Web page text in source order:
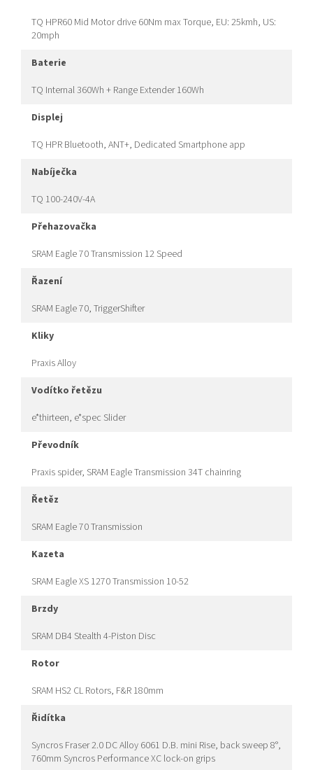
TQ HPR60 Mid Motor drive 60Nm max Torque, EU: 25kmh, US:
20mph
baterie
TQ Internal 360Wh + Range Extender 160Wh
displej
TQ HPR Bluetooth, ANT+, Dedicated Smartphone app
nabíječka
TQ 100-240V-4A
přehazovačka
SRAM Eagle 70 Transmission 12 Speed
řazení
SRAM Eagle 70, TriggerShifter
kliky
Praxis Alloy
vodítko řetězu
e*thirteen, e*spec Slider
převodník
Praxis spider, SRAM Eagle Transmission 34T chainring
řetěz
SRAM Eagle 70 Transmission
kazeta
SRAM Eagle XS 1270 Transmission 10-52
brzdy
SRAM DB4 Stealth 4-Piston Disc
rotor
SRAM HS2 CL Rotors, F&R 180mm
řidítka
Syncros Fraser 2.0 DC Alloy 6061 D.B. mini Rise, back sweep 8°,
760mm Syncros Performance XC lock-on grips